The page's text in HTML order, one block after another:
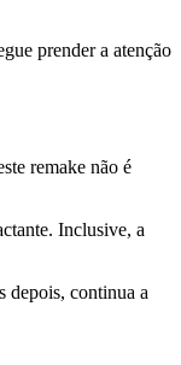
prender a atenção
remake não é
Inclusive, a
depois, continua a